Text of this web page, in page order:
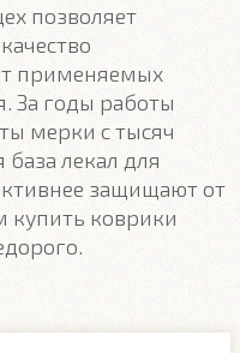
позволяет
применяемых
За годы работы
мерки с тысяч
лекал для
защищают от
купить коврики